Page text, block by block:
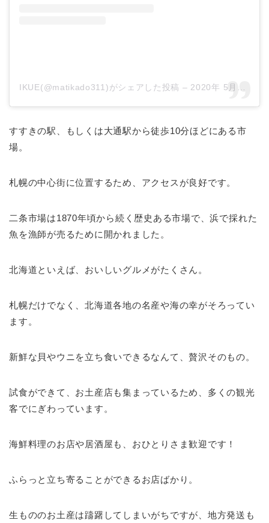
IKUE(@matikado311)がシェアした投稿 – 2020年 5月月19日午後2時52分PDT
すすきの駅、もしくは大通駅から徒歩10分ほどにある市
場。
札幌の中心街に位置するため、アクセスが良好です。
二条市場は1870年頃から続く歴史ある市場で、浜で採れた
魚を漁師が売るために開かれました。
北海道といえば、おいしいグルメがたくさん。
札幌だけでなく、北海道各地の名産や海の幸がそろってい
ます。
新鮮な貝やウニを立ち食いできるなんて、贅沢そのもの。
試食ができて、お土産店も集まっているため、多くの観光
客でにぎわっています。
海鮮料理のお店や居酒屋も、おひとりさま歓迎です！
ふらっと立ち寄ることができるお店ばかり。
生もののお土産は躊躇してしまいがちですが、地方発送も